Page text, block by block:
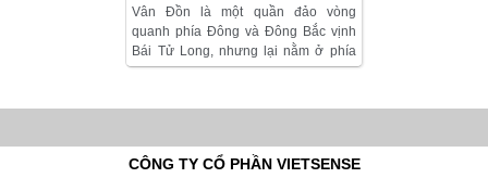
Vân Đồn là một quần đảo vòng
quanh phía Đông và Đông Bắc vịnh
Bái Tử Long, nhưng lại nằm ở phía
Đông và Đông Nam của tỉnh Quảng
Đảo lớn nhất Cái Bầu, diện tích
đai của huyện, trước có tên là Kế
Bào, ở phía Tây Bắc huyện nằm kề
CÔNG TY CỔ PHẦN VIETSENSE